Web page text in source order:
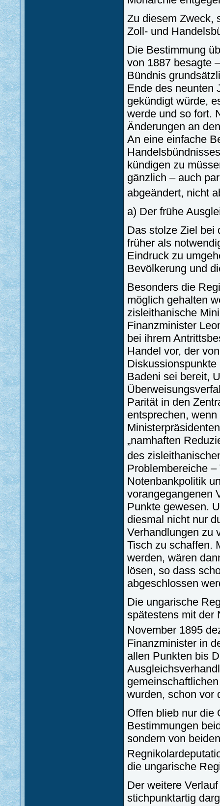
Zu diesem Zweck,
Zoll- und
Die Bestimmung
von 1887 besagte
Bündnis
Ende des neunten
gekündigt würde,
werde und so fort.
Änderungen an
An eine einfache
kündigen zu
gänzlich – auch
abgeändert, nicht
a) Der frühe
Das stolze Ziel bei
früher als
Eindruck zu
Bevölkerung und
Besonders die
möglich gehalten
zisleithanische
Finanzminister
bei ihrem
Handel vor, der
Badeni sei bereit,
Parität in den
entsprechen,
„namhaften
des
Problembereiche
Notenbankpolitik
vorangegangenen
Punkte gewesen.
diesmal nicht nur
Verhandlungen zu
Tisch zu schaffen.
werden, wären
lösen, so dass
abgeschlossen
Die ungarische
spätestens mit der
November 1895
Finanzminister in
allen Punkten bis
wurden, schon vor
Offen blieb nur die
Bestimmungen
sondern von
die ungarische
Der weitere
stichpunktartig